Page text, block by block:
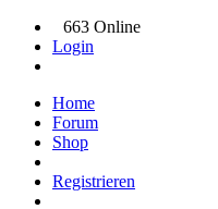
663 Online
Login
Home
Forum
Shop
Registrieren